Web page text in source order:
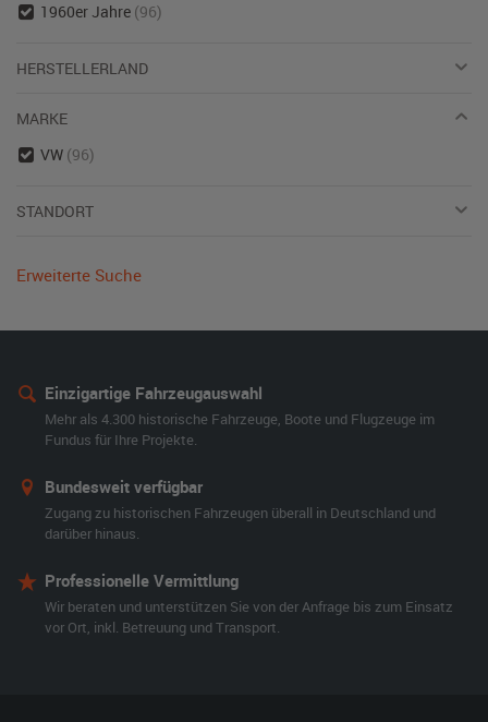
1960er Jahre (96)
HERSTELLERLAND
MARKE
VW (96)
STANDORT
Erweiterte Suche
Einzigartige Fahrzeugauswahl
Mehr als 4.300 historische Fahrzeuge, Boote und Flugzeuge im
Fundus für Ihre Projekte.
Bundesweit verfügbar
Zugang zu historischen Fahrzeugen überall in Deutschland und
darüber hinaus.
Professionelle Vermittlung
Wir beraten und unterstützen Sie von der Anfrage bis zum Einsatz
vor Ort, inkl. Betreuung und Transport.